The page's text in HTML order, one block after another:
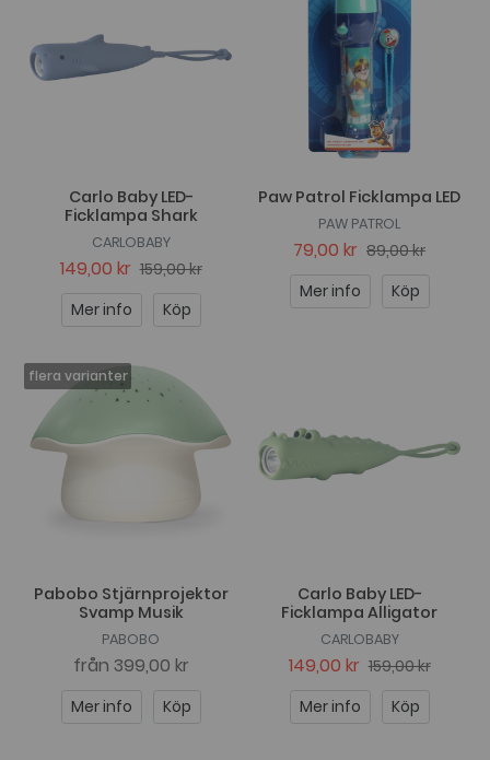
Carlo Baby LED-
Ficklampa Shark
CARLOBABY
149,00 kr 159,00 kr
Mer info
Köp
Paw Patrol Ficklampa LED
PAW PATROL
79,00 kr 89,00 kr
Mer info
Köp
Pabobo Stjärnprojektor
Svamp Musik
PABOBO
från 399,00 kr
Mer info Köp
Carlo Baby LED-
Ficklampa Alligator
CARLOBABY
149,00 kr 159,00 kr
Mer info
Köp